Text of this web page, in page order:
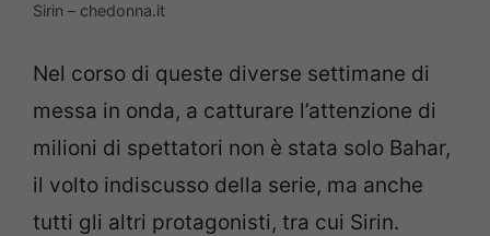
Sirin – chedonna.it
Nel corso di queste diverse settimane di
messa in onda, a catturare l’attenzione di
milioni di spettatori non è stata solo Bahar,
il volto indiscusso della serie, ma anche
tutti gli altri protagonisti, tra cui Sirin.